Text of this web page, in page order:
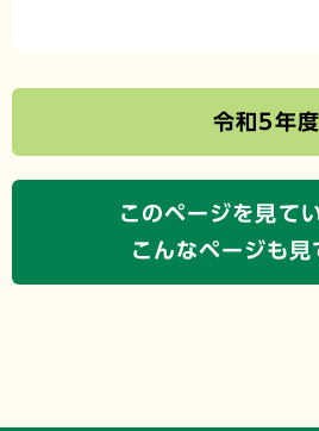
令和5年度
このページを見て
こんなページも見